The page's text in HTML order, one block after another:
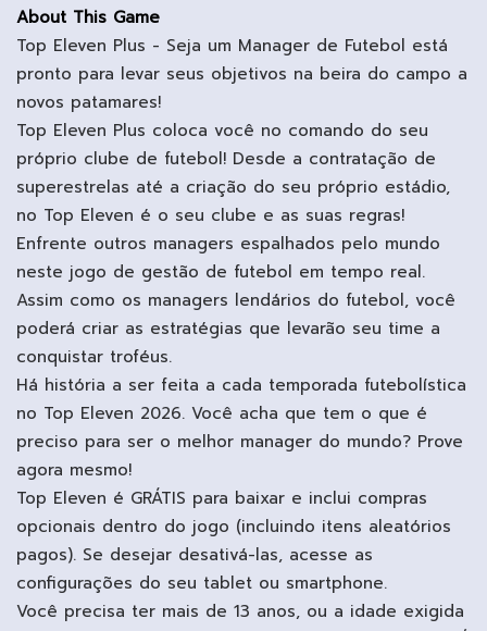
About This Game
Top Eleven Plus - Seja um Manager de Futebol está
pronto para levar seus objetivos na beira do campo a
novos patamares!
Top Eleven Plus coloca você no comando do seu
próprio clube de futebol! Desde a contratação de
superestrelas até a criação do seu próprio estádio,
no Top Eleven é o seu clube e as suas regras!
Enfrente outros managers espalhados pelo mundo
neste jogo de gestão de futebol em tempo real.
Assim como os managers lendários do futebol, você
poderá criar as estratégias que levarão seu time a
conquistar troféus.
Há história a ser feita a cada temporada futebolística
no Top Eleven 2026. Você acha que tem o que é
preciso para ser o melhor manager do mundo? Prove
agora mesmo!
Top Eleven é GRÁTIS para baixar e inclui compras
opcionais dentro do jogo (incluindo itens aleatórios
pagos). Se desejar desativá-las, acesse as
configurações do seu tablet ou smartphone.
Você precisa ter mais de 13 anos, ou a idade exigida